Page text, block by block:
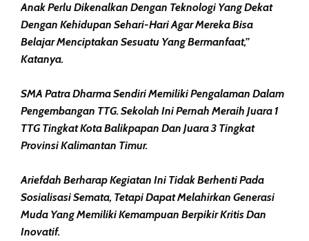
Anak Perlu Dikenalkan Dengan Teknologi Yang Dekat
Dengan Kehidupan Sehari-Hari Agar Mereka Bisa
Belajar Menciptakan Sesuatu Yang Bermanfaat,”
Katanya.
SMA Patra Dharma Sendiri Memiliki Pengalaman Dalam
Pengembangan TTG. Sekolah Ini Pernah Meraih Juara 1
TTG Tingkat Kota Balikpapan Dan Juara 3 Tingkat
Provinsi Kalimantan Timur.
Ariefdah Berharap Kegiatan Ini Tidak Berhenti Pada
Sosialisasi Semata, Tetapi Dapat Melahirkan Generasi
Muda Yang Memiliki Kemampuan Berpikir Kritis Dan
Inovatif.